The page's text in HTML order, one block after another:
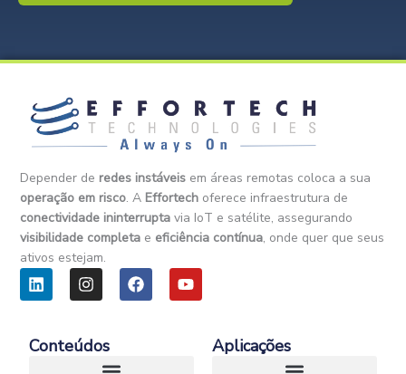
Depender de redes instáveis em áreas remotas coloca a sua
operação em risco. A Effortech oferece infraestrutura de
conectividade ininterrupta via IoT e satélite, assegurando
visibilidade completa e eficiência contínua, onde quer que seus
ativos estejam.
L
i
n
e
d
I
n
s
a
g
F
a
c
Y
o
u
Aplicações
Conteúdos